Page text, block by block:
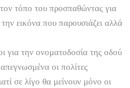
τόπο του προσπαθώντας για
εικόνα που παρουσιάζει αλλά
για την ονοματοδοσία της οδού
οι πολίτες 🤣🤣🤣
σε λίγο θα μείνουν μόνο οι